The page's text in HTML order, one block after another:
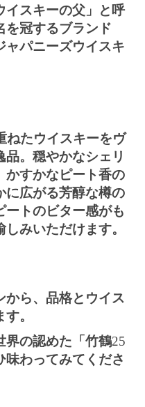
イスキーの父」と呼
を冠するブランド
ャパニーズウイスキ
ねたウイスキーをヴ
品。穏やかなシェリ
かすかなピート香の
に広がる芳醇な樽の
ートのビター感がも
みいただけます。
から、品格とウイス
。
界の認めた「竹鶴25
わってみてくださ